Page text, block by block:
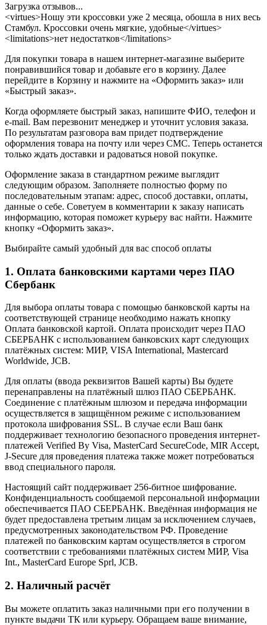
Загрузка отзывов...
<virtues>Ношу эти кроссовки уже 2 месяца, обошла в них весь
Стамбул. Кроссовки очень мягкие, удобные</virtues>
<limitations>нет недостатков</limitations>
Для покупки товара в нашем интернет-магазине выберите
понравившийся товар и добавьте его в корзину. Далее
перейдите в Корзину и нажмите на «Оформить заказ» или
«Быстрый заказ».
Когда оформляете быстрый заказ, напишите ФИО, телефон и
e-mail. Вам перезвонит менеджер и уточнит условия заказа.
По результатам разговора вам придет подтверждение
оформления товара на почту или через СМС. Теперь останется
только ждать доставки и радоваться новой покупке.
Оформление заказа в стандартном режиме выглядит
следующим образом. Заполняете полностью форму по
последовательным этапам: адрес, способ доставки, оплаты,
данные о себе. Советуем в комментарии к заказу написать
информацию, которая поможет курьеру вас найти. Нажмите
кнопку «Оформить заказ».
Выбирайте самый удобный для вас способ оплаты
1. Оплата банковскими картами через ПАО
Сбербанк
Для выбора оплаты товара с помощью банковской карты на
соответствующей странице необходимо нажать кнопку
Оплата банковской картой. Оплата происходит через ПАО
СБЕРБАНК с использованием банковских карт следующих
платёжных систем: МИР, VISA International, Mastercard
Worldwide, JCB.
Для оплаты (ввода реквизитов Вашей карты) Вы будете
перенаправлены на платёжный шлюз ПАО СБЕРБАНК.
Соединение с платёжным шлюзом и передача информации
осуществляется в защищённом режиме с использованием
протокола шифрования SSL. В случае если Ваш банк
поддерживает технологию безопасного проведения интернет-
платежей Verified By Visa, MasterCard SecureCode, MIR Accept,
J-Secure для проведения платежа также может потребоваться
ввод специального пароля.
Настоящий сайт поддерживает 256-битное шифрование.
Конфиденциальность сообщаемой персональной информации
обеспечивается ПАО СБЕРБАНК. Введённая информация не
будет предоставлена третьим лицам за исключением случаев,
предусмотренных законодательством РФ. Проведение
платежей по банковским картам осуществляется в строгом
соответствии с требованиями платёжных систем МИР, Visa
Int., MasterCard Europe Sprl, JCB.
2. Наличный расчёт
Вы можете оплатить заказ наличными при его получении в
пункте выдачи ТК или курьеру. Обращаем ваше внимание,